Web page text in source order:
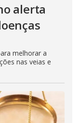
alerta
melhorar a
nas veias e